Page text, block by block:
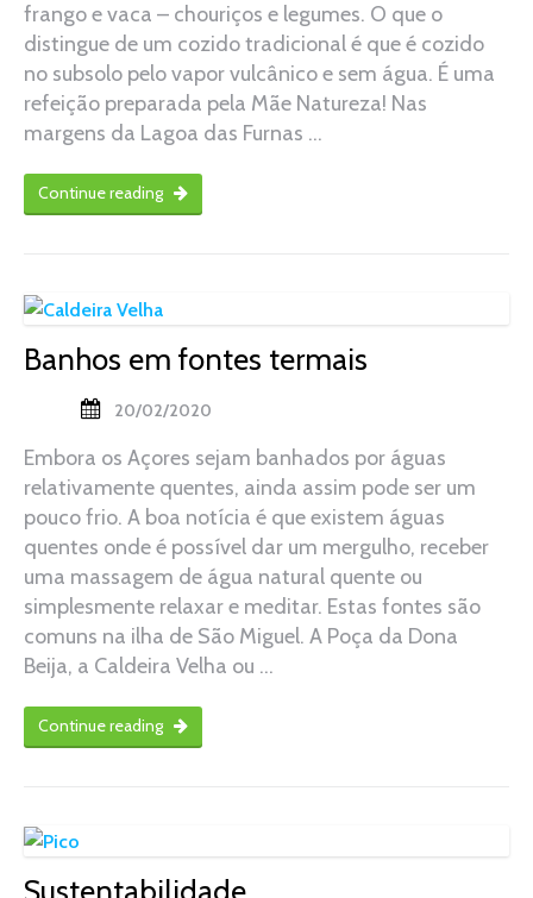
frango e vaca – chouriços e legumes. O que o
distingue de um cozido tradicional é que é cozido
no subsolo pelo vapor vulcânico e sem água. É uma
refeição preparada pela Mãe Natureza! Nas
margens da Lagoa das Furnas …
Continue reading
Banhos em fontes termais
20/02/2020
Embora os Açores sejam banhados por águas
relativamente quentes, ainda assim pode ser um
pouco frio. A boa notícia é que existem águas
quentes onde é possível dar um mergulho, receber
uma massagem de água natural quente ou
simplesmente relaxar e meditar. Estas fontes são
comuns na ilha de São Miguel. A Poça da Dona
Beija, a Caldeira Velha ou …
Continue reading